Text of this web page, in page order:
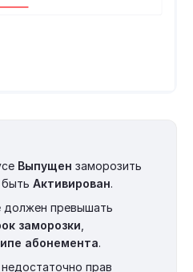
Выпущен заморозить
Активирован.
должен превышать
заморозки
абонемента.
прав